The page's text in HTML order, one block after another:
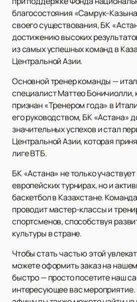
благосостояния «Самрук-
своего существования, БК
достижению высоких
из самых успешных команд в
Центральной Азии.
Основной тренер команды —
специалист Маттео Боничиолли,
признан «Тренером года» в
его руководством, БК «Астана»
значительных успехов и стал
Центральной Азии, которая
лиге ВТБ.
БК «Астана» не только участвует
европейских турнирах, но и
баскетбол в Казахстане.
проводит мастер-классы и
спортсменов, способствуя
культуры в стране.
Чтобы стать частью этой
можете оформить заказ на
быстро — просто посетите наш
интересующее вас мероприятие.